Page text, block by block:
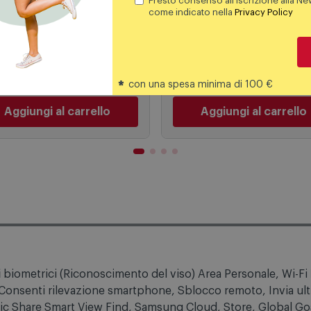
iPad A16 11" Wi-Fi
Md4e4ty/a Rosa
469,00
509,00 €
Asus Notebook V16
PREZZO CONSIGLIATO 1299,00
(Riconoscimento del viso) Area Personale, Wi-
come indicato nella Privacy Policy
* con una spesa minima di 100 €